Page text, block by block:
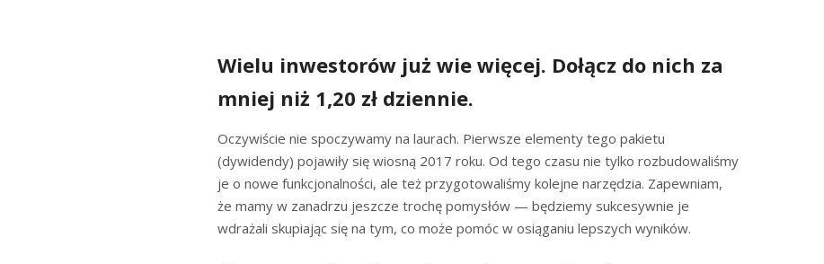
Wielu inwestorów już wie więcej. Dołącz do nich za
mniej niż 1,20 zł dziennie.
Oczywiście nie spoczywamy na laurach. Pierwsze elementy tego pakietu
(dywidendy) pojawiły się wiosną 2017 roku. Od tego czasu nie tylko rozbudowaliśmy
je o nowe funkcjonalności, ale też przygotowaliśmy kolejne narzędzia. Zapewniam,
że mamy w zanadrzu jeszcze trochę pomysłów — będziemy sukcesywnie je
wdrażali skupiając się na tym, co może pomóc w osiąganiu lepszych wyników.